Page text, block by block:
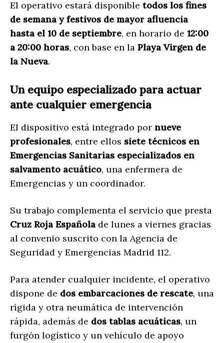
El operativo estará disponible todos los fines
de semana y festivos de mayor afluencia
hasta el 10 de septiembre, en horario de 12:00
a 20:00 horas, con base en la Playa Virgen de
la Nueva.
Un equipo especializado para actuar
ante cualquier emergencia
El dispositivo está integrado por nueve
profesionales, entre ellos siete técnicos en
Emergencias Sanitarias especializados en
salvamento acuático, una enfermera de
Emergencias y un coordinador.
Su trabajo complementa el servicio que presta
Cruz Roja Española de lunes a viernes gracias
al convenio suscrito con la Agencia de
Seguridad y Emergencias Madrid 112.
Para atender cualquier incidente, el operativo
dispone de dos embarcaciones de rescate, una
rígida y otra neumática de intervención
rápida, además de dos tablas acuáticas, un
furgón logístico y un vehículo de apoyo